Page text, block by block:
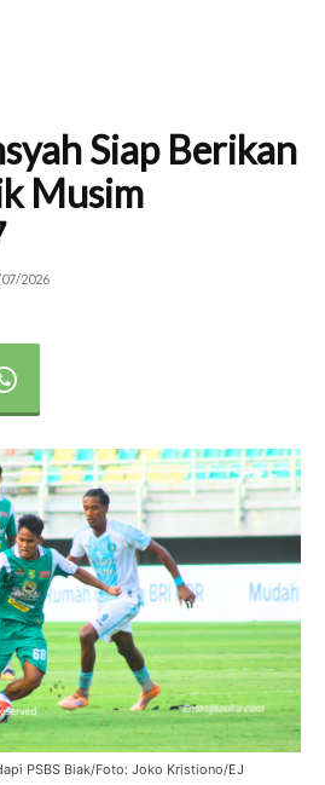
Siap Berikan
Musim
2026
PSBS Biak/Foto: Joko Kristiono/EJ